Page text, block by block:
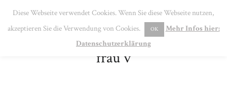
MENU
frau v
Diese Webseite verwendet Cookies. Wenn Sie diese Webseite nutzen,
akzeptieren Sie die Verwendung von Cookies.
OK
Mehr Infos hier:
Datenschutzerklärung